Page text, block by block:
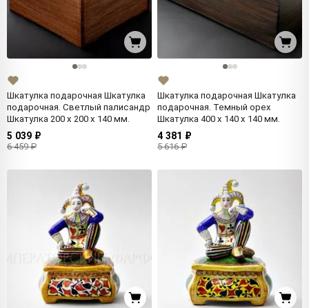
Шкатулка подарочная Шкатулка
подарочная. Светлый палисандр
Шкатулка 200 x 200 x 140 мм.
5 039 ₽
6 459 ₽
Шкатулка подарочная Шкатулка
подарочная. Темный орех
Шкатулка 400 x 140 x 140 мм.
4 381 ₽
5 616 ₽